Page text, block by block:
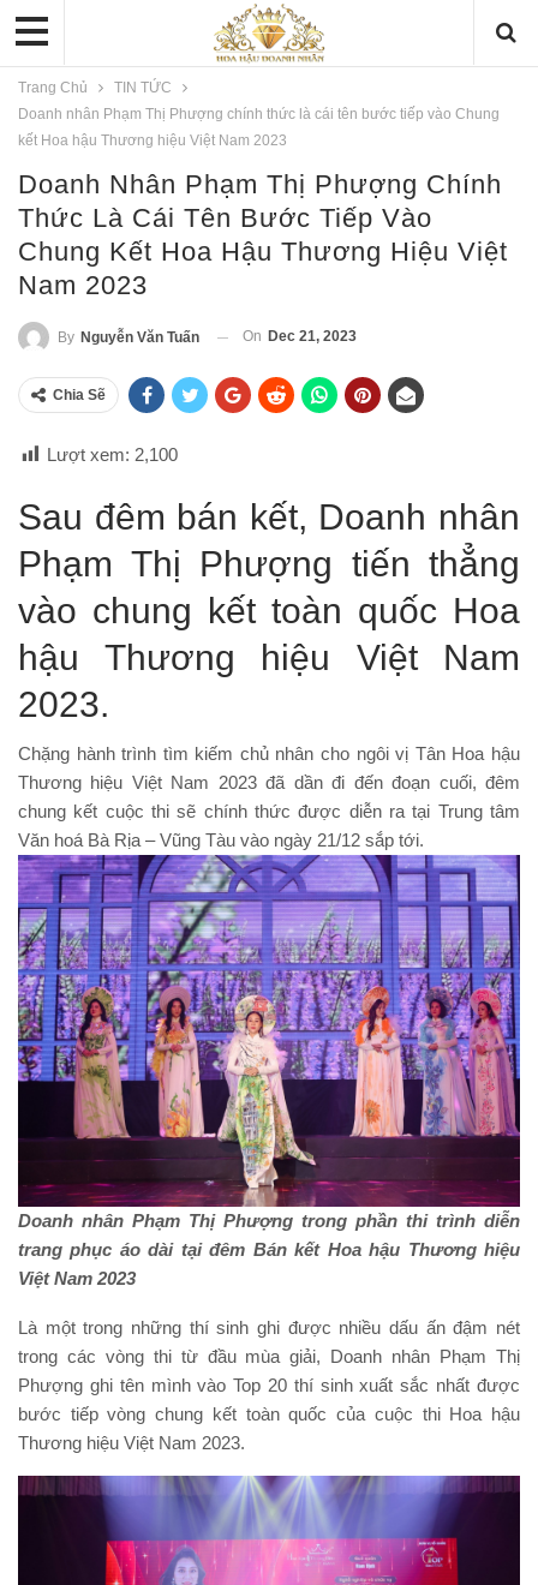
Trang Chủ
TIN TỨC
Doanh nhân Phạm Thị Phượng chính thức là cái tên bước tiếp vào Chung
kết Hoa hậu Thương hiệu Việt Nam 2023
Doanh Nhân Phạm Thị Phượng Chính
Thức Là Cái Tên Bước Tiếp Vào
Chung Kết Hoa Hậu Thương Hiệu Việt
Nam 2023
By Nguyễn Văn Tuấn On Dec 21, 2023
Chia Sẽ
Lượt xem: 2,100
Sau đêm bán kết, Doanh nhân
Phạm Thị Phượng tiến thẳng
vào chung kết toàn quốc Hoa
hậu Thương hiệu Việt Nam
2023.
Chặng hành trình tìm kiếm chủ nhân cho ngôi vị Tân Hoa hậu
Thương hiệu Việt Nam 2023 đã dần đi đến đoạn cuối, đêm
chung kết cuộc thi sẽ chính thức được diễn ra tại Trung tâm
Văn hoá Bà Rịa – Vũng Tàu vào ngày 21/12 sắp tới.
Doanh nhân Phạm Thị Phượng trong phần thi trình diễn
trang phục áo dài tại đêm Bán kết Hoa hậu Thương hiệu
Việt Nam 2023
Là một trong những thí sinh ghi được nhiều dấu ấn đậm nét
trong các vòng thi từ đầu mùa giải, Doanh nhân Phạm Thị
Phượng ghi tên mình vào Top 20 thí sinh xuất sắc nhất được
bước tiếp vòng chung kết toàn quốc của cuộc thi Hoa hậu
Thương hiệu Việt Nam 2023.